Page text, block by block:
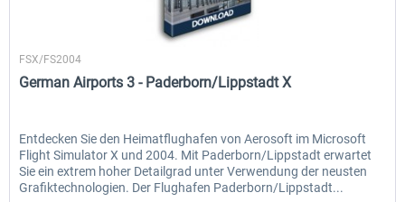
Aerosoft
FSX/FS2004
German Airports 3 - Paderborn/Lippstadt X
Entdecken Sie den Heimatflughafen von Aerosoft im Microsoft
Flight Simulator X und 2004. Mit Paderborn/Lippstadt erwartet
Sie ein extrem hoher Detailgrad unter Verwendung der neusten
Grafiktechnologien. Der Flughafen Paderborn/Lippstadt...